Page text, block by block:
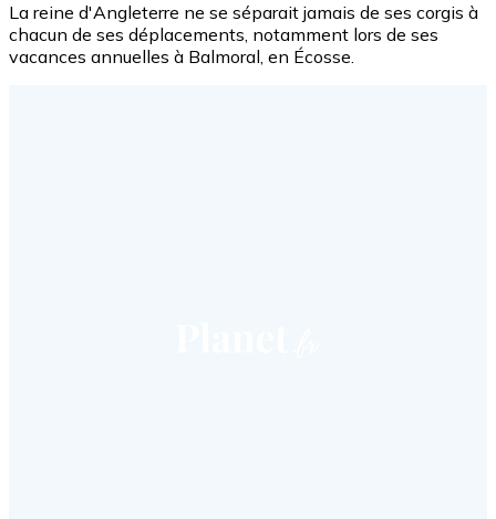
La reine d'Angleterre ne se séparait jamais de ses corgis à
chacun de ses déplacements, notamment lors de ses
vacances annuelles à Balmoral, en Écosse.